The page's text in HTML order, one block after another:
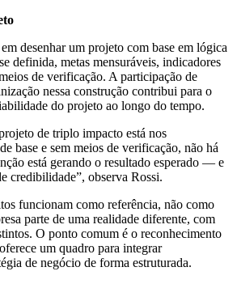
desenhar um projeto com base em lógica
definida, metas mensuráveis, indicadores
de verificação. A participação de
nessa construção contribui para o
do projeto ao longo do tempo.
de triplo impacto está nos
base e sem meios de verificação, não há
está gerando o resultado esperado — e
credibilidade”, observa Rossi.
funcionam como referência, não como
parte de uma realidade diferente, com
O ponto comum é o reconhecimento
um quadro para integrar
de negócio de forma estruturada.